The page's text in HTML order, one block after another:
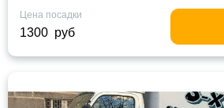
Цена посадки
1300 руб